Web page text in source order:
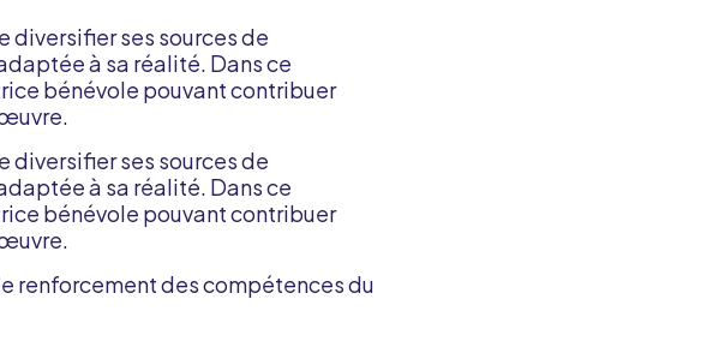
diversifier ses sources de
à sa réalité. Dans ce
bénévole pouvant contribuer
diversifier ses sources de
à sa réalité. Dans ce
bénévole pouvant contribuer
renforcement des compétences du